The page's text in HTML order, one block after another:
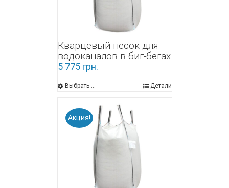
Кварцевый песок для
водоканалов в биг-бегах
5 775 грн.
Выбрать ... Детали
Акция!